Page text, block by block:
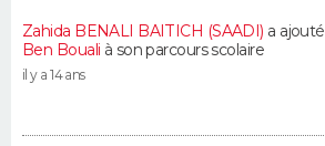
Zahida BENALI BAITICH (SAADI) a ajouté
Ben Bouali à son parcours scolaire
il y a 14 ans